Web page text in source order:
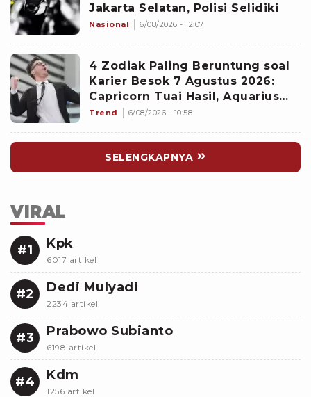
Jakarta Selatan, Polisi Selidiki
Nasional 6/08/2026 - 12:07
4 Zodiak Paling Beruntung soal
Karier Besok 7 Agustus 2026:
Capricorn Tuai Hasil, Aquarius
Mencuri Perhatian Atasan
Trend 6/08/2026 - 10:58
SELENGKAPNYA
VIRAL
#1 Kpk
6017 artikel
#2 Dedi Mulyadi
2234 artikel
#3 Prabowo Subianto
6198 artikel
#4 Kdm
1256 artikel